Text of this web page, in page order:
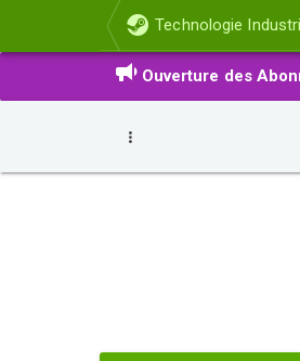
Technologie
Ouverture des